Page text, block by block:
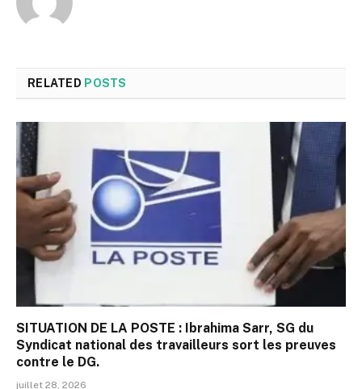
RELATED POSTS
SITUATION DE LA POSTE : Ibrahima Sarr, SG du
Syndicat national des travailleurs sort les preuves
contre le DG.
juillet 28, 2026